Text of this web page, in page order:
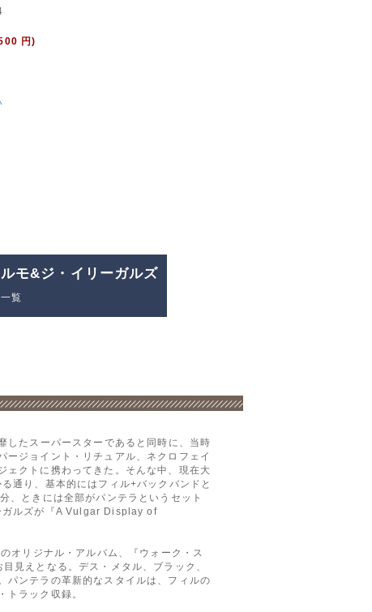
円)
モ&ジ・イリーガルズ
覧
したスーパースターであると同時に、当時
ージョイント・リチュアル、ネクロフェイ
ェクトに携わってきた。そんな中、現在大
通り、基本的にはフィル+バックバンドと
、ときには全部がパンテラというセット
ガルズが『A Vulgar Display of
オリジナル・アルバム、『ウォーク・ス
見えとなる。デス・メタル、ブラック、
パンテラの革新的なスタイルは、フィルの
トラック収録。